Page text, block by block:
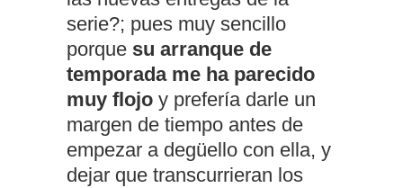
serie?; pues muy sencillo
porque su arranque de
temporada me ha parecido
muy flojo y prefería darle un
margen de tiempo antes de
empezar a degüello con ella, y
dejar que transcurrieran los